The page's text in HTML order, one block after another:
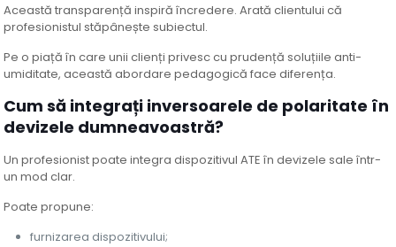
Această transparență inspiră încredere. Arată clientului că
profesionistul stăpânește subiectul.
Pe o piață în care unii clienți privesc cu prudență soluțiile anti-
umiditate, această abordare pedagogică face diferența.
Cum să integrați inversoarele de polaritate în
devizele dumneavoastră?
Un profesionist poate integra dispozitivul ATE în devizele sale într-
un mod clar.
Poate propune:
furnizarea dispozitivului;